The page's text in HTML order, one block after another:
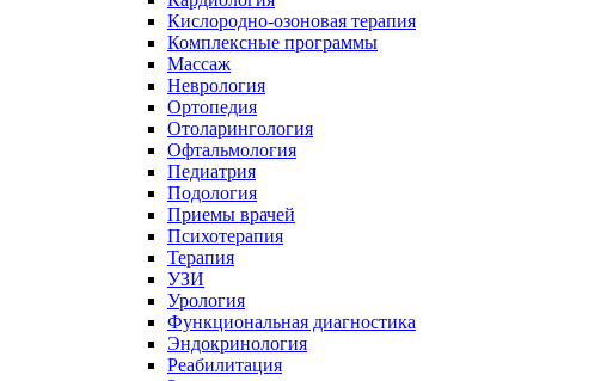
Кислородно-озоновая терапия
Комплексные программы
Массаж
Неврология
Ортопедия
Отоларингология
Офтальмология
Педиатрия
Подология
Приемы врачей
Психотерапия
Терапия
УЗИ
Урология
Функциональная диагностика
Эндокринология
Реабилитация